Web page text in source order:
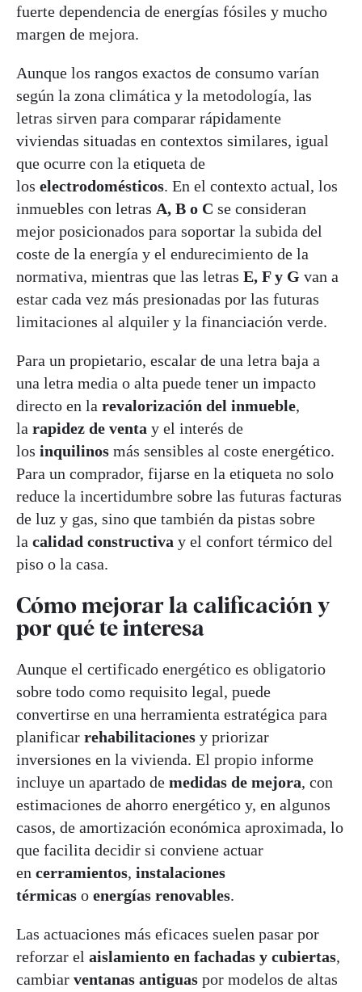
fuerte dependencia de energías fósiles y mucho
margen de mejora.
Aunque los rangos exactos de consumo varían
según la zona climática y la metodología, las
letras sirven para comparar rápidamente
viviendas situadas en contextos similares, igual
que ocurre con la etiqueta de
los electrodomésticos. En el contexto actual, los
inmuebles con letras A, B o C se consideran
mejor posicionados para soportar la subida del
coste de la energía y el endurecimiento de la
normativa, mientras que las letras E, F y G van a
estar cada vez más presionadas por las futuras
limitaciones al alquiler y la financiación verde.
Para un propietario, escalar de una letra baja a
una letra media o alta puede tener un impacto
directo en la revalorización del inmueble,
la rapidez de venta y el interés de
los inquilinos más sensibles al coste energético.
Para un comprador, fijarse en la etiqueta no solo
reduce la incertidumbre sobre las futuras facturas
de luz y gas, sino que también da pistas sobre
la calidad constructiva y el confort térmico del
piso o la casa.
Cómo mejorar la calificación y
por qué te interesa
Aunque el certificado energético es obligatorio
sobre todo como requisito legal, puede
convertirse en una herramienta estratégica para
planificar rehabilitaciones y priorizar
inversiones en la vivienda. El propio informe
incluye un apartado de medidas de mejora, con
estimaciones de ahorro energético y, en algunos
casos, de amortización económica aproximada, lo
que facilita decidir si conviene actuar
en cerramientos, instalaciones
térmicas o energías renovables.
Las actuaciones más eficaces suelen pasar por
reforzar el aislamiento en fachadas y cubiertas,
cambiar ventanas antiguas por modelos de altas